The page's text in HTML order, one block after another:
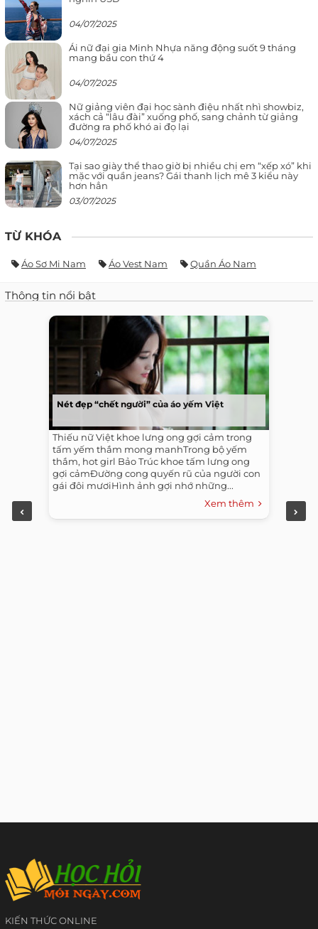
04/07/2025
Ái nữ đại gia Minh Nhựa năng động suốt 9 tháng
mang bầu con thứ 4
04/07/2025
Nữ giảng viên đại học sành điệu nhất nhì showbiz,
xách cả “lâu đài” xuống phố, sang chảnh từ giảng
đường ra phố khó ai đọ lại
04/07/2025
Tại sao giày thể thao giờ bị nhiều chị em “xếp xó” khi
mặc với quần jeans? Gái thanh lịch mê 3 kiểu này
hơn hẳn
03/07/2025
TỪ KHÓA
Áo Sơ Mi Nam Áo Vest Nam Quần Áo Nam
Thông tin nổi bật
Nét đẹp “chết người” của áo yếm Việt
Thiếu nữ Việt khoe lưng ong gợi cảm trong
tấm yếm thắm mong manhTrong bộ yếm
thắm, hot girl Bảo Trúc khoe tấm lưng ong
gợi cảmĐường cong quyến rũ của người con
gái đôi mươiHình ảnh gợi nhớ những...
Xem thêm
KIẾN THỨC ONLINE